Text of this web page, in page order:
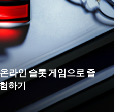
라인 슬롯 게임으로 즐
하기